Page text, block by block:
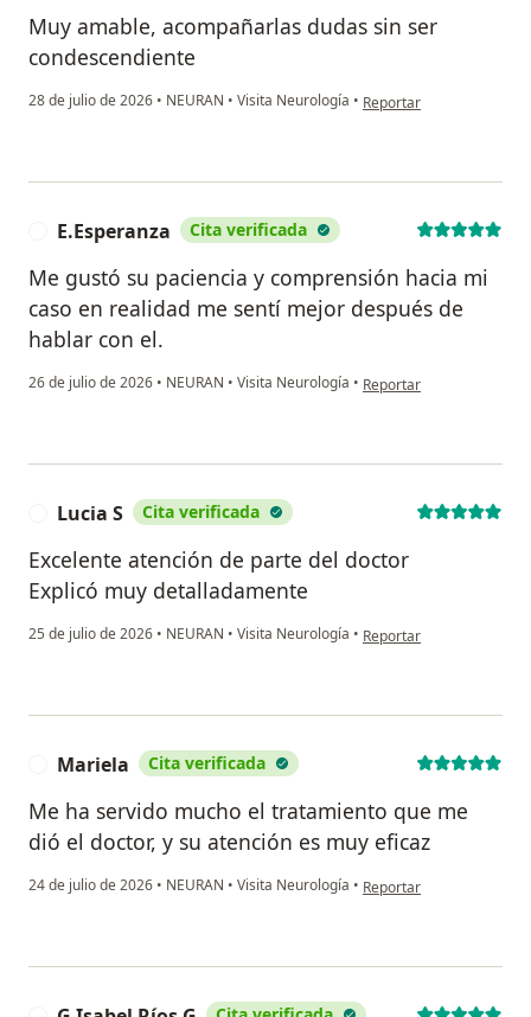
Muy amable, acompañarlas dudas sin ser
condescendiente
28 de julio de 2026 • NEURAN • Visita Neurología • en opinión del usuario Mp
Reportar
E.Esperanza Cita verificada
Me gustó su paciencia y comprensión hacia mi
caso en realidad me sentí mejor después de
hablar con el.
26 de julio de 2026 • NEURAN • Visita Neurología • en opinión del usuario
Reportar
Lucia S Cita verificada
Excelente atención de parte del doctor
Explicó muy detalladamente
25 de julio de 2026 • NEURAN • Visita Neurología • en opinión del usuario
Reportar
Mariela Cita verificada
Me ha servido mucho el tratamiento que me
dió el doctor, y su atención es muy eficaz
24 de julio de 2026 • NEURAN • Visita Neurología • en opinión del usuario
Reportar